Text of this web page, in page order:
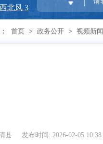
首页 > 政务公开 > 视频新闻
县 发布时间: 2026-02-05 10:38